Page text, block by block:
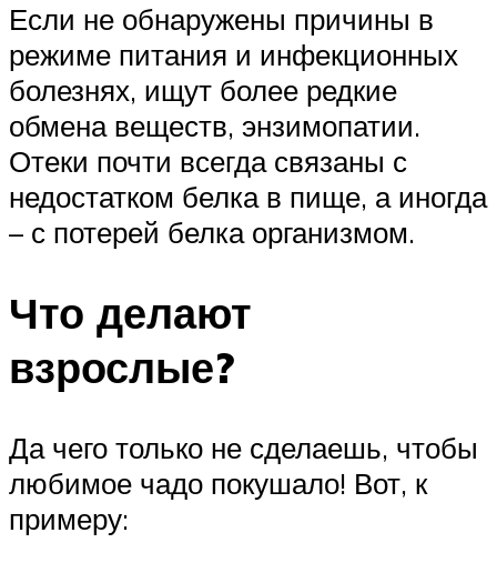
Если не обнаружены причины в
режиме питания и инфекционных
болезнях, ищут более редкие
обмена веществ, энзимопатии.
Отеки почти всегда связаны с
недостатком белка в пище, а иногда
– с потерей белка организмом.
Что делают
взрослые?
Да чего только не сделаешь, чтобы
любимое чадо покушало! Вот, к
примеру: